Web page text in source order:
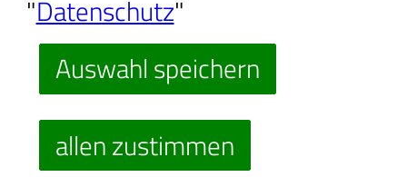
Dies sind mögliche Treffplätze für
Ballonfahrten, welche sich nach
"Datenschutz"
Auswahl speichern
allen zustimmen